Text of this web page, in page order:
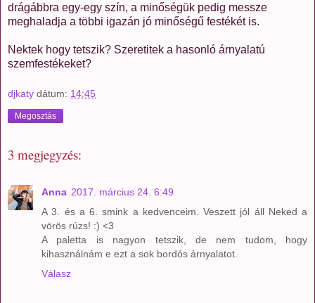
drágábbra egy-egy szín, a minőségük pedig messze
meghaladja a többi igazán jó minőségű festékét is.
Nektek hogy tetszik? Szeretitek a hasonló árnyalatú
szemfestékeket?
djkaty dátum: 14:45
Megosztás
3 megjegyzés:
Anna 2017. március 24. 6:49
A 3. és a 6. smink a kedvenceim. Veszett jól áll Neked a
vörös rúzs! :) <3
A paletta is nagyon tetszik, de nem tudom, hogy
kihasználnám e ezt a sok bordós árnyalatot.
Válasz